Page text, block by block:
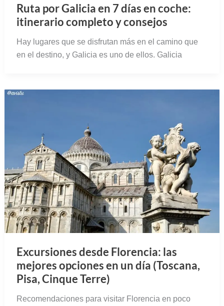
Ruta por Galicia en 7 días en coche:
itinerario completo y consejos
Hay lugares que se disfrutan más en el camino que
en el destino, y Galicia es uno de ellos. Galicia
Excursiones desde Florencia: las
mejores opciones en un día (Toscana,
Pisa, Cinque Terre)
Recomendaciones para visitar Florencia en poco